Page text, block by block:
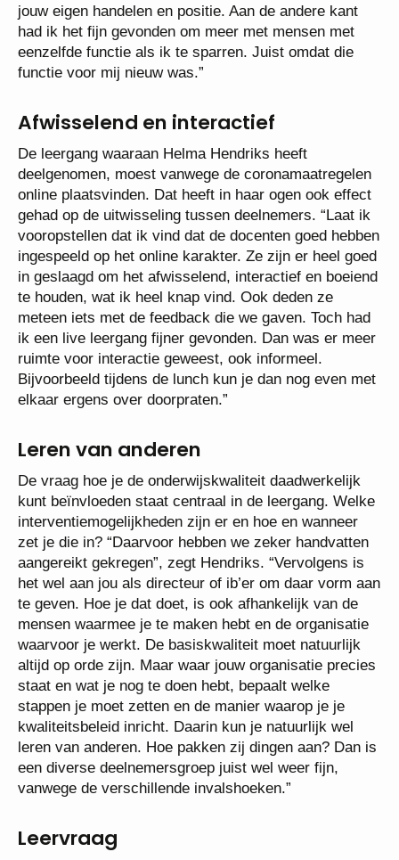
jouw eigen handelen en positie. Aan de andere kant
had ik het fijn gevonden om meer met mensen met
eenzelfde functie als ik te sparren. Juist omdat die
functie voor mij nieuw was.”
Afwisselend en interactief
De leergang waaraan Helma Hendriks heeft
deelgenomen, moest vanwege de coronamaatregelen
online plaatsvinden. Dat heeft in haar ogen ook effect
gehad op de uitwisseling tussen deelnemers. “Laat ik
vooropstellen dat ik vind dat de docenten goed hebben
ingespeeld op het online karakter. Ze zijn er heel goed
in geslaagd om het afwisselend, interactief en boeiend
te houden, wat ik heel knap vind. Ook deden ze
meteen iets met de feedback die we gaven. Toch had
ik een live leergang fijner gevonden. Dan was er meer
ruimte voor interactie geweest, ook informeel.
Bijvoorbeeld tijdens de lunch kun je dan nog even met
elkaar ergens over doorpraten.”
Leren van anderen
De vraag hoe je de onderwijskwaliteit daadwerkelijk
kunt beïnvloeden staat centraal in de leergang. Welke
interventiemogelijkheden zijn er en hoe en wanneer
zet je die in? “Daarvoor hebben we zeker handvatten
aangereikt gekregen”, zegt Hendriks. “Vervolgens is
het wel aan jou als directeur of ib’er om daar vorm aan
te geven. Hoe je dat doet, is ook afhankelijk van de
mensen waarmee je te maken hebt en de organisatie
waarvoor je werkt. De basiskwaliteit moet natuurlijk
altijd op orde zijn. Maar waar jouw organisatie precies
staat en wat je nog te doen hebt, bepaalt welke
stappen je moet zetten en de manier waarop je je
kwaliteitsbeleid inricht. Daarin kun je natuurlijk wel
leren van anderen. Hoe pakken zij dingen aan? Dan is
een diverse deelnemersgroep juist wel weer fijn,
vanwege de verschillende invalshoeken.”
Leervraag